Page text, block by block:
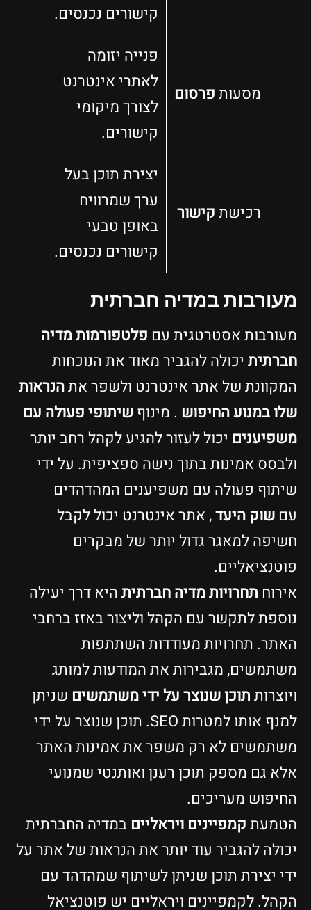
קישורים נכנסים.
מסעותפרסום
פנייה יזומה
לאתרי אינטרנט
לצורך מיקומי
קישורים.
רכישתקישור
יצירת תוכן בעל
ערך שמרוויח
באופן טבעי
קישורים נכנסים.
מעורבות במדיה חברתית
מעורבות אסטרטגית עם פלטפורמות מדיה
חברתית יכולה להגביר מאוד את הנוכחות
המקוונת של אתר אינטרנט ולשפר אתהנראות
שלו במנוע החיפוש . מינוףשיתופי פעולה עם
משפיענים יכול לעזור להגיע לקהל רחב יותר
ולבסס אמינות בתוך נישה ספציפית. על ידי
שיתוף פעולה עם משפיענים המהדהדים
עם שוק היעד, אתר אינטרנט יכול לקבל
חשיפה למאגר גדול יותר של מבקרים
פוטנציאליים.
אירוח תחרויות מדיה חברתיתהיא דרך יעילה
נוספת לתקשר עם הקהל וליצור באזז ברחבי
האתר. תחרויות מעודדות השתתפות
משתמשים, מגבירות את המודעות למותג
ויוצרותתוכן שנוצר על ידי משתמשים שניתן
למנף אותו למטרות SEO. תוכן שנוצר על ידי
משתמשים לא רק משפר את אמינות האתר
אלא גם מספק תוכן רענן ואותנטי שמנועי
החיפוש מעריכים.
הטמעתקמפיינים ויראליים במדיה החברתית
יכולה להגביר עוד יותר את הנראות של אתר על
ידי יצירת תוכן שניתן לשיתוף שמהדהד עם
הקהל. לקמפיינים ויראליים יש פוטנציאל